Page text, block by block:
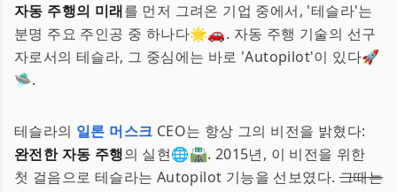
자동 주행의 미래를 먼저 그려온 기업 중에서, '테슬라'는
분명 주요 주인공 중 하나다🌟🚗. 자동 주행 기술의 선구
자로서의 테슬라, 그 중심에는 바로 'Autopilot'이 있다🚀
🛸.
테슬라의 일론 머스크 CEO는 항상 그의 비전을 밝혔다:
완전한 자동 주행의 실현🌐🛣️. 2015년, 이 비전을 위한
첫 걸음으로 테슬라는 Autopilot 기능을 선보였다.그때는